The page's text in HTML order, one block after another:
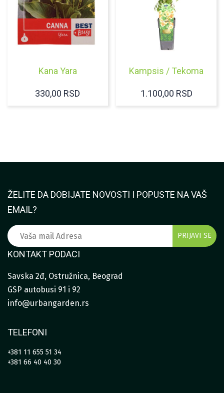
Kana Yara
330,00 RSD
Kampsis / Tekoma
1.100,00 RSD
ŽELITE DA DOBIJATE NOVOSTI I POPUSTE NA VAŠ
EMAIL?
KONTAKT PODACI
Savska 2đ, Ostružnica, Beograd
GSP autobusi 91 i 92
info@urbangarden.rs
TELEFONI
+381 11 655 51 34
+381 66 40 40 30